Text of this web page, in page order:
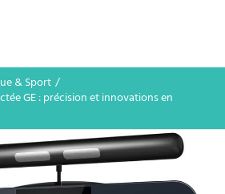
& Sport
GE : précision et innovations en